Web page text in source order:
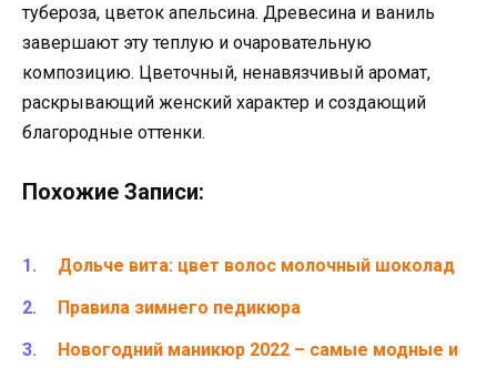
тубероза, цветок апельсина. Древесина и ваниль
завершают эту теплую и очаровательную
композицию. Цветочный, ненавязчивый аромат,
раскрывающий женский характер и создающий
благородные оттенки.
Похожие Записи:
Дольче вита: цвет волос молочный шоколад
Правила зимнего педикюра
Новогодний маникюр 2022 – самые модные и